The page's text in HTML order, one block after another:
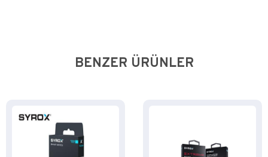
BENZER ÜRÜNLER